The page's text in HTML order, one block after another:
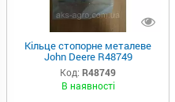
Кільце стопорне металеве
John Deere R48749
Код: R48749
В наявності